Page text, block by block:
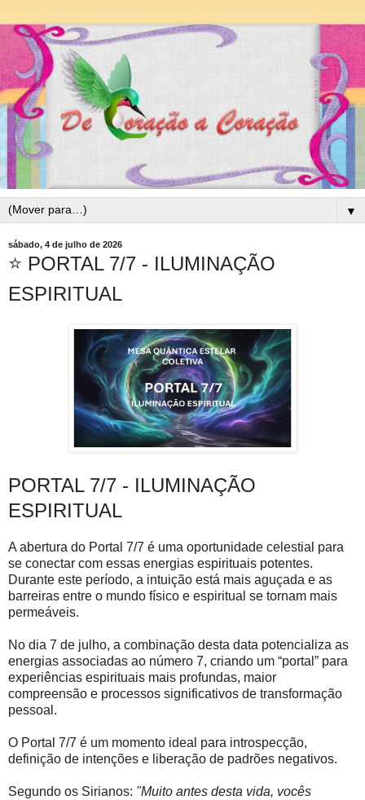
▼
sábado, 4 de julho de 2026
⭐ PORTAL 7/7 - ILUMINAÇÃO
ESPIRITUAL
PORTAL 7/7 - ILUMINAÇÃO
ESPIRITUAL
A abertura do Portal 7/7 é uma oportunidade celestial para
se conectar com essas energias espirituais potentes.
Durante este período, a intuição está mais aguçada e as
barreiras entre o mundo físico e espiritual se tornam mais
permeáveis.
No dia 7 de julho, a combinação desta data potencializa as
energias associadas ao número 7, criando um “portal” para
experiências espirituais mais profundas, maior
compreensão e processos significativos de transformação
pessoal.
O Portal 7/7 é um momento ideal para introspecção,
definição de intenções e liberação de padrões negativos.
Segundo os Sirianos: "Muito antes desta vida, vocês